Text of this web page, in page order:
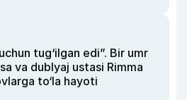
tug‘ilgan edi”. Bir umr
va dublyaj ustasi Rimma
to‘la hayoti